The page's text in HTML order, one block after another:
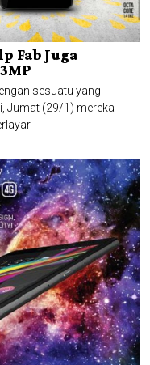
Fab Juga
sesuatu yang
Jumat (29/1) mereka